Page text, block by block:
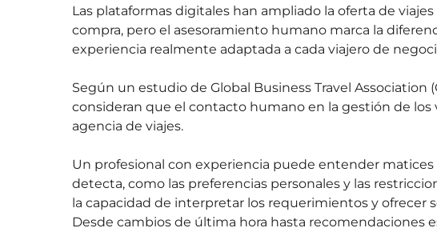
Las plataformas digitales han ampliado la oferta de
compra, pero el asesoramiento humano marca la
experiencia realmente adaptada a cada viajero de
Según un estudio de Global Business Travel Association
consideran que el contacto humano en la gestión de los
agencia de viajes.
Un profesional con experiencia puede entender
detecta, como las preferencias personales y las
la capacidad de interpretar los requerimientos y ofrecer
Desde cambios de última hora hasta recomendaciones